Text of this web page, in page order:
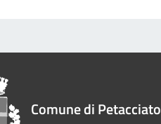
Comune di Petacciato